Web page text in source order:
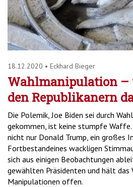
18.12.2020 • Eckhard Bieger
Wahlmanipulation –
den Republikanern
Die Polemik, Joe Biden sei durch
gekommen, ist keine stumpfe Waffe.
nicht nur Donald Trump, ein großes
Fortbestandeines wackligen
sich aus einigen Beobachtungen
gewählten Präsidenten und hält das
Manipulationen offen.